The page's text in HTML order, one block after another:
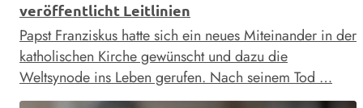
veröffentlicht Leitlinien
Papst Franziskus hatte sich ein neues Miteinander in der
katholischen Kirche gewünscht und dazu die
Weltsynode ins Leben gerufen. Nach seinem Tod …